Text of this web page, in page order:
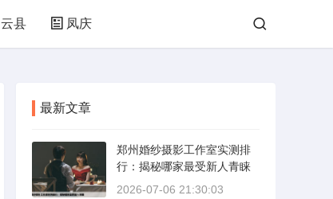
云县 凤庆
最新文章
郑州婚纱摄影工作室实测排
行：揭秘哪家最受新人青睐
2026-07-06 21:30:03